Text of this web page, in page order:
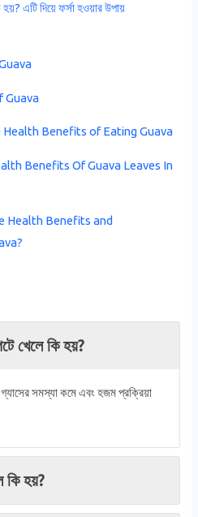
হয়? এটি দিয়ে ফর্সা হওয়ার উপায়
Guava
Health Benefits of Eating Guava
Benefits Of Guava Leaves In
Health Benefits and
খেলে কি হয়?
গ্যাসের সমস্যা কমে এবং হজম প্রক্রিয়া
কি হয়?